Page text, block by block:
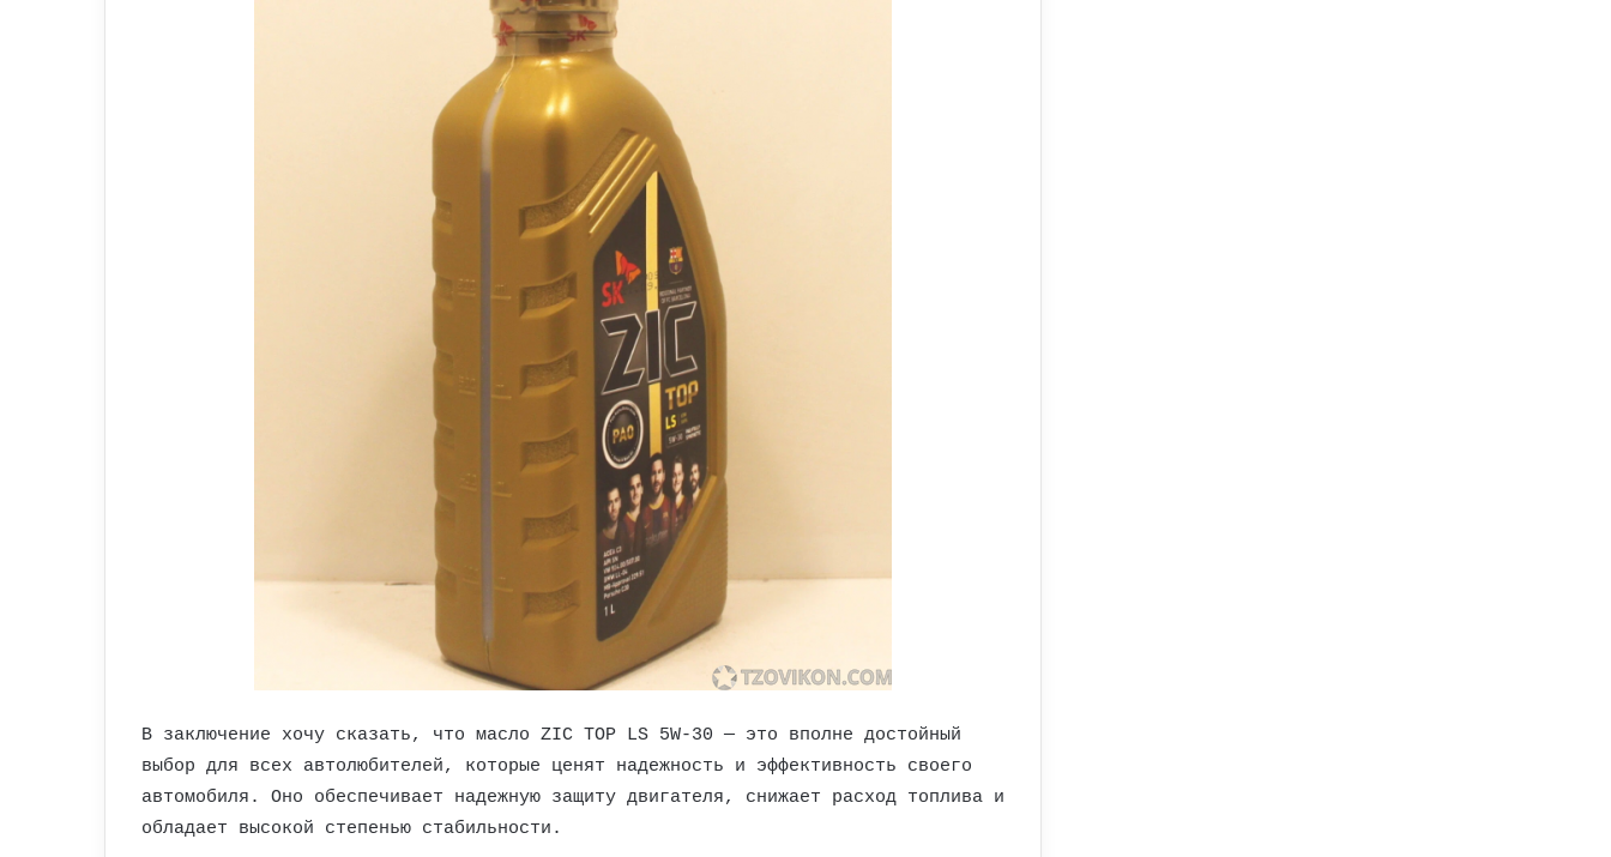
В заключение хочу сказать, что масло ZIC TOP LS 5W-30 — это вполне достойный
выбор для всех автолюбителей, которые ценят надежность и эффективность своего
автомобиля. Оно обеспечивает надежную защиту двигателя, снижает расход топлива и
обладает высокой степенью стабильности.